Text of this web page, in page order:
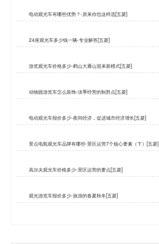
电动观光车有哪些优势？-原来你也这样选[五菱]
24座观光车多少钱一辆-专业解答[五菱]
游览观光车价格多少-鹤山大雁山迎来新模式[五菱]
动物园游览车怎么装饰-淡季经营的制胜点[五菱]
电动观光车报价多少-夜间经济，促进城市经济增长[五菱]
景点电瓶观光车品牌有哪些-景区运营7个核心要素（下）[五菱]
高尔夫观光车价格多少-景区运营的要点[五菱]
观光游览车报价多少-旅游的春夏秋冬[五菱]